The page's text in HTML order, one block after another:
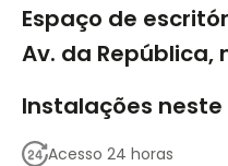
Espaço de
Av. da República,
Instalações
Acesso 24 horas